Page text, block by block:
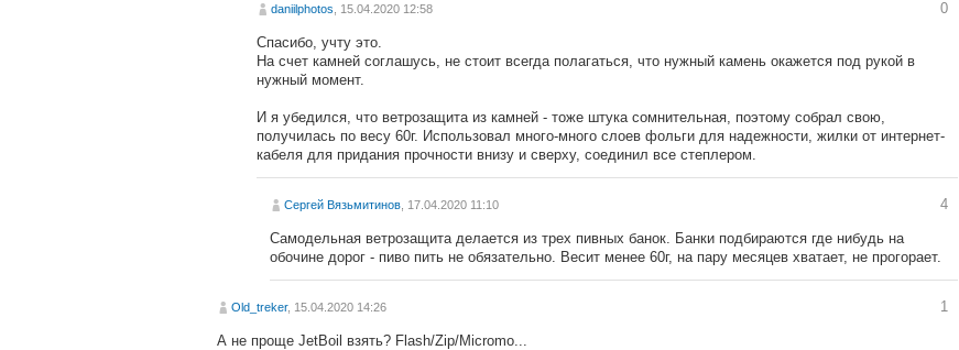
daniilphotos , 15.04.2020 12:58 0
Спасибо, учту это.
На счет камней соглашусь, не стоит всегда полагаться, что нужный камень окажется под рукой в
нужный момент.
И я убедился, что ветрозащита из камней - тоже штука сомнительная, поэтому собрал свою,
получилась по весу 60г. Использовал много-много слоев фольги для надежности, жилки от интернет-
кабеля для придания прочности внизу и сверху, соединил все степлером.
Сергей Вязьмитинов , 17.04.2020 11:10 4
Самодельная ветрозащита делается из трех пивных банок. Банки подбираются где нибудь на
обочине дорог - пиво пить не обязательно. Весит менее 60г, на пару месяцев хватает, не прогорает.
Old_treker, 15.04.2020 14:26 1
А не проще JetBoil взять? Flash/Zip/Micromo...